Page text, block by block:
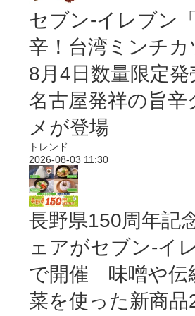
セブン-イレブン
辛！台湾ミンチカ
8月4日数量限定発
名古屋発祥の旨辛
メが登場
トレンド
2026-08-03 11:30
長野県150周年記
ェアがセブン-イ
で開催 味噌や伝
菜を使った新商品